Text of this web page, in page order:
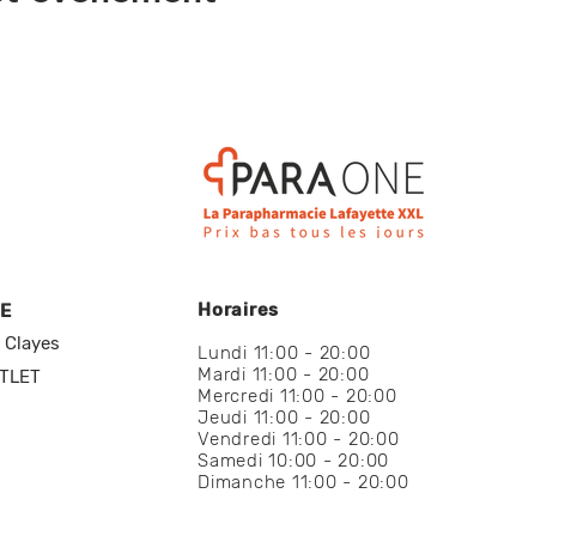
Horaires
Lundi 11:00 - 20:00
Mardi 11:00 - 20:00
Mercredi 11:00 - 20:00
Jeudi 11:00 - 20:00
Vendredi 11:00 - 20:00
Samedi 10:00 - 20:00
Dimanche 11:00 - 20:00